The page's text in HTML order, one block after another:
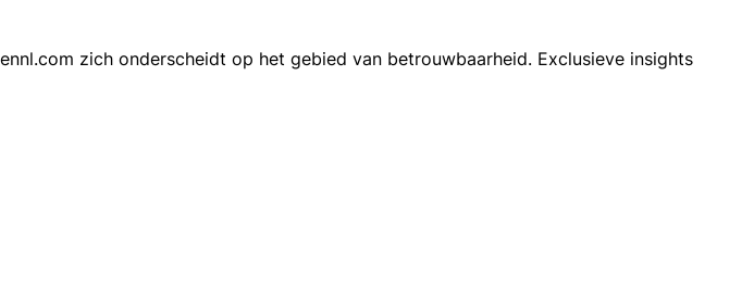
zich onderscheidt op het gebied van betrouwbaarheid. Exclusieve insights